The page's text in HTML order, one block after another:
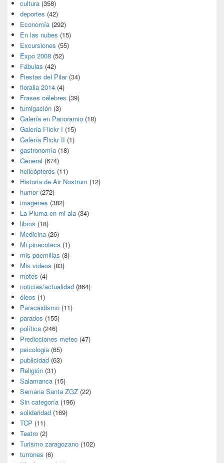
cultura (358)
deportes (42)
Economía (292)
En las nubes (15)
Excursiones (55)
Expo 2008 (52)
Fábulas (42)
Fiestas del Pilar(34)
floralia 2014 (4)
Frases célebres (39)
fumigación (3)
Galería en Panoramio (18)
Galería Flickr I (15)
Galería Flickr II (1)
gastronomía (18)
General (674)
helicópteros (11)
Historia de Air Nostrum (12)
humor(272)
imagenes (382)
La Pluma en mi ala (34)
libros (18)
Medicina (26)
Mi pinacoteca (1)
mis poemillas (8)
Mis videos (83)
motes (4)
noticias/actualidad (864)
óleos (1)
Paracaidismo (11)
parados (155)
política (246)
Predicciones meteo (47)
psicologia (65)
publicidad (63)
Religión (31)
Salamanca (15)
Semana Santa ZGZ (22)
Sin categoría (196)
solidaridad (169)
TCP (11)
Teatro (2)
Turismo zaragozano (102)
turrones (6)